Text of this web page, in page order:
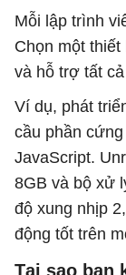
Mỗi lập trình
Chọn một
và hỗ trợ tất
Ví dụ, phát
cầu phần
JavaScript.
8GB và bộ xử
độ xung nhịp
động tốt trên
Tại sao bạn